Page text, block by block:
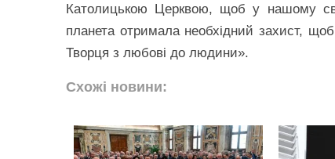
Католицькою Церквою, щоб у нашому
планета отримала необхідний захист,
Творця з любові до людини».
Схожі новини: